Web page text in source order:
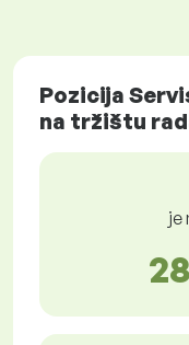
Pozicija
na tržištu
je